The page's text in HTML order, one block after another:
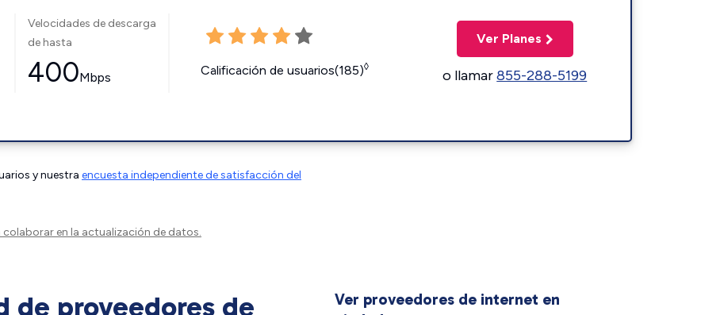
Velocidades de descarga
de hasta
400Mbps Calificación de usuarios(185)◊
Ver Planes
o llamar855-288-5199
y nuestra encuesta independiente de satisfacción del
en la actualización de datos.
de proveedores de
Ver proveedores de internet en